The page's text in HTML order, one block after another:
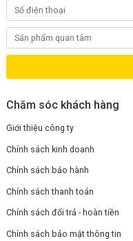
Chăm sóc khách hàng
Giới thiệu công ty
Chính sách kinh doanh
Chính sách bảo hành
Chính sách thanh toán
Chính sách đổi trả - hoàn tiền
Chính sách bảo mật thông tin